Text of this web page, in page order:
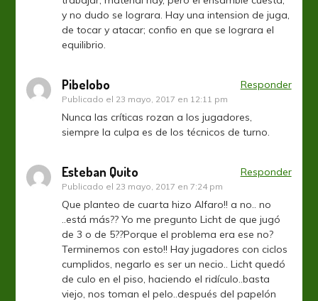
y no dudo se lograra. Hay una intension de juga,
de tocar y atacar; confio en que se lograra el
equilibrio.
Pibelobo
Publicado el 23 mayo, 2017 en 12:11 pm
Responder
Nunca las críticas rozan a los jugadores,
siempre la culpa es de los técnicos de turno.
Esteban Quito
Publicado el 23 mayo, 2017 en 7:24 pm
Responder
Que planteo de cuarta hizo Alfaro!! a no.. no
..está más?? Yo me pregunto Licht de que jugó
de 3 o de 5??Porque el problema era ese no?
Terminemos con esto!! Hay jugadores con ciclos
cumplidos, negarlo es ser un necio.. Licht quedó
de culo en el piso, haciendo el ridículo..basta
viejo, nos toman el pelo..después del papelón